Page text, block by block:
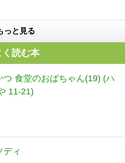
っと見る
く読む本
つ 食堂のおばちゃん(19) (ハ
11-21)
ディ